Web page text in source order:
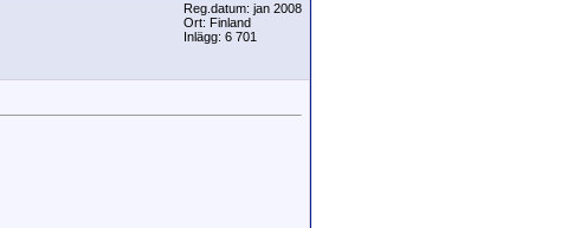
Reg.datum: jan 2008
Ort: Finland
Inlägg: 6 701